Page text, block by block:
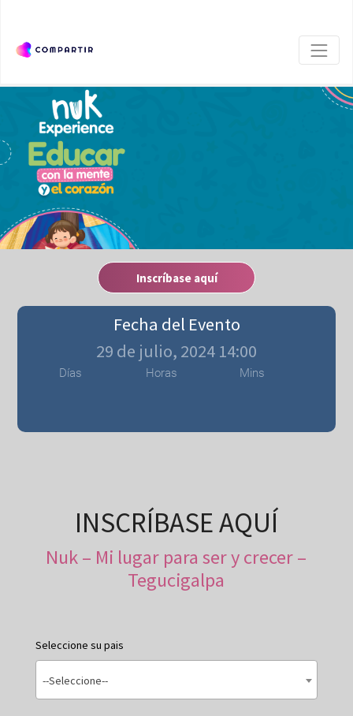
Inscríbase aquí
Fecha del Evento
29 de julio, 2024 14:00
Días Horas Mins
INSCRÍBASE AQUÍ
Nuk – Mi lugar para ser y crecer –
Tegucigalpa
Seleccione su pais
--Seleccione--